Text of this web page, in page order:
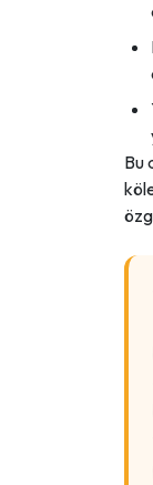
Bu